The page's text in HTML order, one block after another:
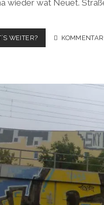
wieder wat Neuet.
WEITER?BERLIN
GRAFFITI